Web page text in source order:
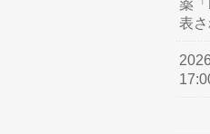
薬
表さ